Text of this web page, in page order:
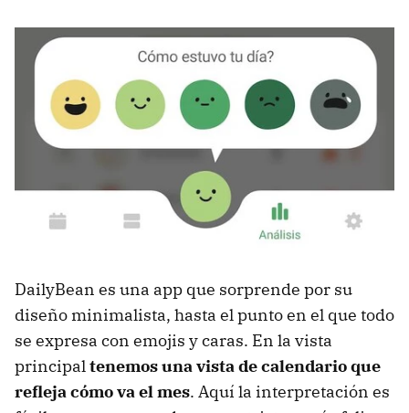
DailyBean es una app que sorprende por su
diseño minimalista, hasta el punto en el que todo
se expresa con emojis y caras. En la vista
principaltenemos una vista de calendario que
refleja cómo va el mes. Aquí la interpretación es